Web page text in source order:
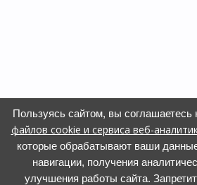
Пользуясь сайтом, вы соглашаетесь
файлов cookie и сервиса веб-
которые обрабатывают ваши
навигации, получения
улучшения работы сайта.